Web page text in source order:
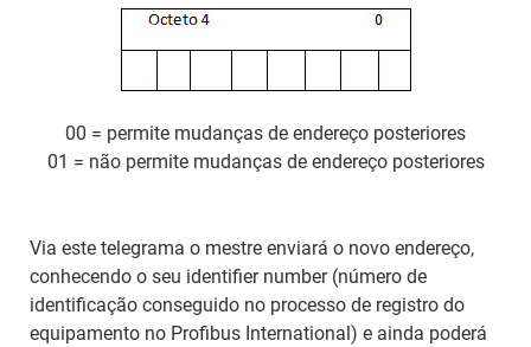
00 = permite mudanças de endereço posteriores
01 = não permite mudanças de endereço posteriores
Via este telegrama o mestre enviará o novo endereço,
conhecendo o seu identifier number (número de
identificação conseguido no processo de registro do
equipamento no Profibus International) e ainda poderá